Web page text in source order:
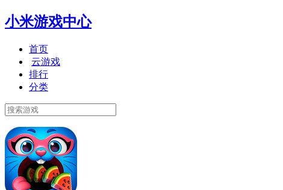
小米游戏中心
首页
云游戏
排行
分类